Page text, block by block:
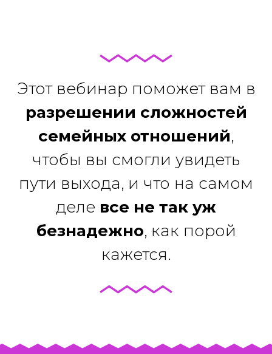
Этот вебинар поможет вам в
разрешении сложностей
семейных отношений,
чтобы вы смогли увидеть
пути выхода, и что на самом
деле все не так уж
безнадежно, как порой
кажется.